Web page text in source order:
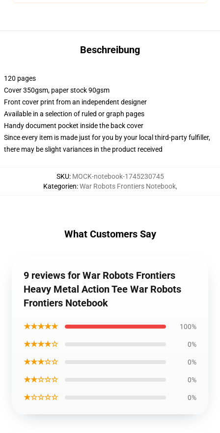
Beschreibung
120 pages
Cover 350gsm, paper stock 90gsm
Front cover print from an independent designer
Available in a selection of ruled or graph pages
Handy document pocket inside the back cover
Since every item is made just for you by your local third-party fulfiller,
there may be slight variances in the product received
SKU: MOCK-notebook-1745230745
Kategorien:War Robots Frontiers Notebook,
What Customers Say
9 reviews for War Robots Frontiers
Heavy Metal Action Tee War Robots
Frontiers Notebook
★★★★★ 100%
★★★★☆ 0%
★★★☆☆ 0%
★★☆☆☆ 0%
★☆☆☆☆ 0%